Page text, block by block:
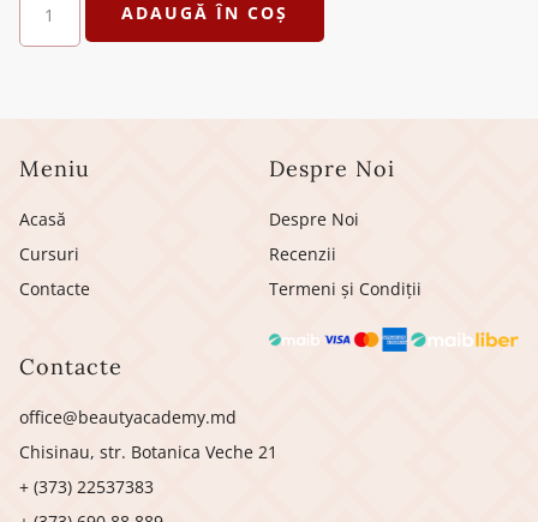
ADAUGĂ ÎN COȘ
Meniu
Acasă
Cursuri
Contacte
Despre Noi
Despre Noi
Recenzii
Termeni și Condiții
Contacte
office@beautyacademy.md
Chisinau, str. Botanica Veche 21
+ (373) 22537383